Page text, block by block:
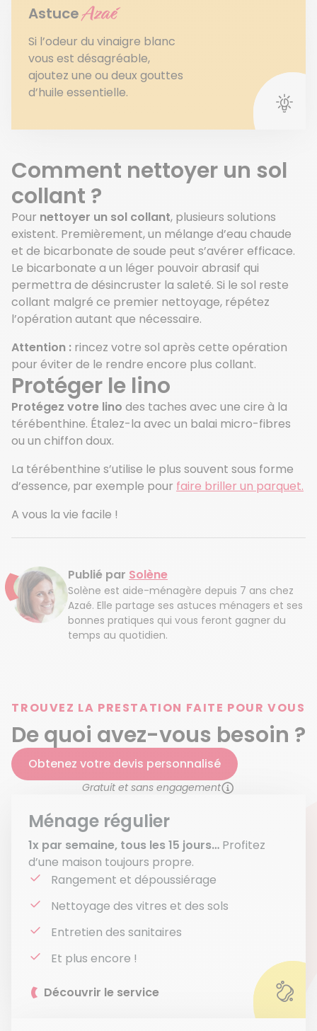
Astuce Azaé
Si l’odeur du vinaigre blanc
vous est désagréable,
ajoutez une ou deux gouttes
d’huile essentielle.
Comment nettoyer un sol
collant ?
Pour nettoyer un sol collant, plusieurs solutions
existent. Premièrement, un mélange d’eau chaude
et de bicarbonate de soude peut s’avérer efficace.
Le bicarbonate a un léger pouvoir abrasif qui
permettra de désincruster la saleté. Si le sol reste
collant malgré ce premier nettoyage, répétez
l’opération autant que nécessaire.
Attention : rincez votre sol après cette opération
pour éviter de le rendre encore plus collant.
Protéger le lino
Protégez votre lino des taches avec une cire à la
térébenthine. Étalez-la avec un balai micro-fibres
ou un chiffon doux.
La térébenthine s’utilise le plus souvent sous forme
d’essence, par exemple pour faire briller un parquet.
A vous la vie facile !
Publié par Solène
Solène est aide-ménagère depuis 7 ans chez
Azaé. Elle partage ses astuces ménagers et ses
bonnes pratiques qui vous feront gagner du
temps au quotidien.
TROUVEZ LA PRESTATION FAITE POUR VOUS
De quoi avez-vous besoin ?
Obtenez votre devis personnalisé
Gratuit et sans engagement
Ménage régulier
1x par semaine, tous les 15 jours… Profitez
d’une maison toujours propre.
Rangement et dépoussiérage
Nettoyage des vitres et des sols
Entretien des sanitaires
Et plus encore !
Découvrir le service